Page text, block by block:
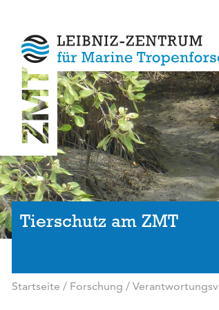
Tierschutz am ZMT
Startseite / Forschung /